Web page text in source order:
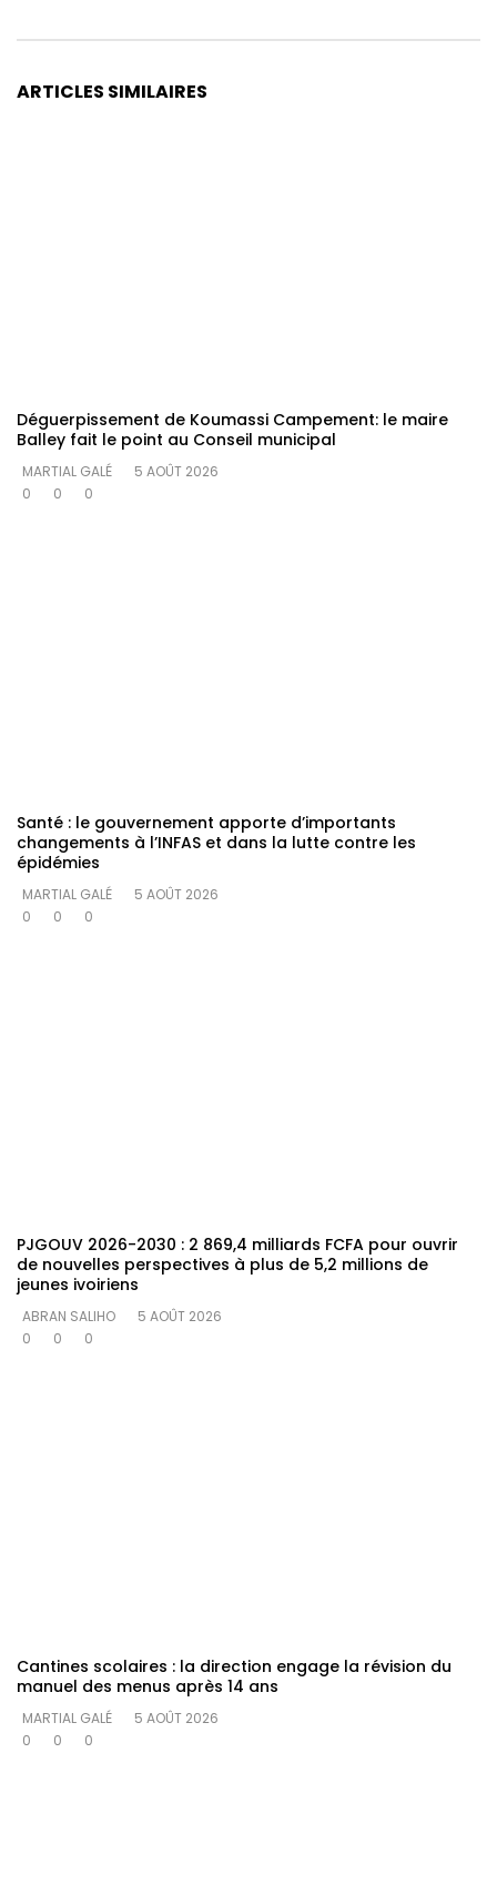
ARTICLES SIMILAIRES
Déguerpissement de Koumassi Campement: le maire
Balley fait le point au Conseil municipal
MARTIAL GALÉ
5 AOÛT 2026
0
0 0
Santé : le gouvernement apporte d’importants
changements à l’INFAS et dans la lutte contre les
épidémies
MARTIAL GALÉ
5 AOÛT 2026
0
0 0
PJGOUV 2026-2030 : 2 869,4 milliards FCFA pour ouvrir
de nouvelles perspectives à plus de 5,2 millions de
jeunes ivoiriens
ABRAN SALIHO
5 AOÛT 2026
0
0 0
Cantines scolaires : la direction engage la révision du
manuel des menus après 14 ans
MARTIAL GALÉ
5 AOÛT 2026
0
0 0